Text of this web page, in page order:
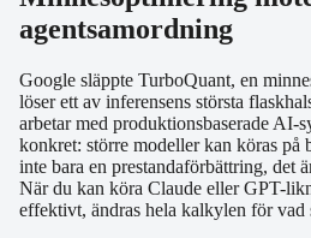
agentsamordning
Google släppte TurboQuant, en
löser ett av inferensens största
arbetar med produktionsbaserade AI-
konkret: större modeller kan köras på
inte bara en prestandaförbättring, det
När du kan köra Claude eller GPT-
effektivt, ändras hela kalkylen för vad